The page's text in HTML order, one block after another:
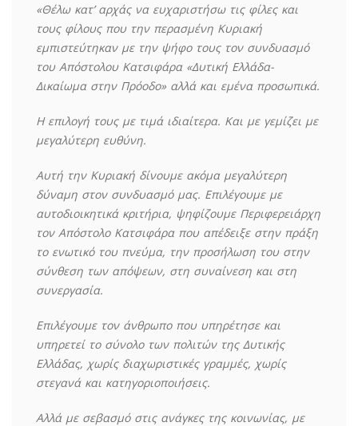
«Θέλω κατ’ αρχάς να ευχαριστήσω τις φίλες και
τους φίλους που την περασμένη Κυριακή
εμπιστεύτηκαν με την ψήφο τους τον συνδυασμό
του Απόστολου Κατσιφάρα «Δυτική Ελλάδα-
Δικαίωμα στην Πρόοδο» αλλά και εμένα προσωπικά.
Η επιλογή τους με τιμά ιδιαίτερα. Και με γεμίζει με
μεγαλύτερη ευθύνη.
Αυτή την Κυριακή δίνουμε ακόμα μεγαλύτερη
δύναμη στον συνδυασμό μας. Επιλέγουμε με
αυτοδιοικητικά κριτήρια, ψηφίζουμε Περιφερειάρχη
τον Απόστολο Κατσιφάρα που απέδειξε στην πράξη
το ενωτικό του πνεύμα, την προσήλωση του στην
σύνθεση των απόψεων, στη συναίνεση και στη
συνεργασία.
Επιλέγουμε τον άνθρωπο που υπηρέτησε και
υπηρετεί το σύνολο των πολιτών της Δυτικής
Ελλάδας, χωρίς διαχωριστικές γραμμές, χωρίς
στεγανά και κατηγοριοποιήσεις.
Αλλά με σεβασμό στις ανάγκες της κοινωνίας, με